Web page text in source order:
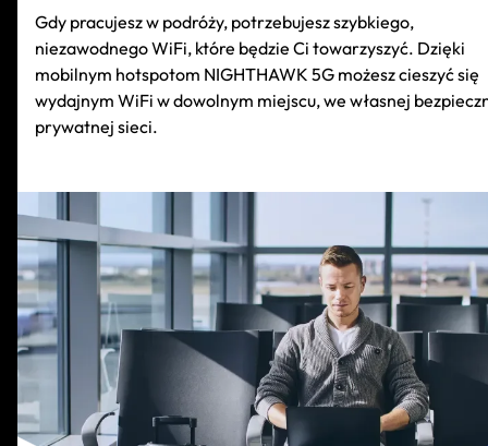
Gdy pracujesz w podróży, potrzebujesz szybkiego,
niezawodnego WiFi, które będzie Ci towarzyszyć. Dzięki
mobilnym hotspotom NIGHTHAWK 5G możesz cieszyć się
wydajnym WiFi w dowolnym miejscu, we własnej
prywatnej sieci.